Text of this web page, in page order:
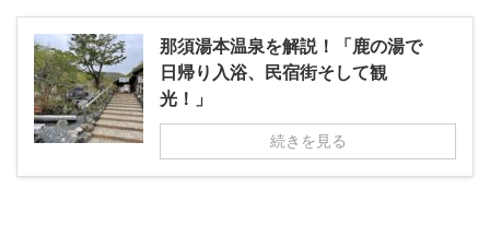
那須湯本温泉を解説！「鹿の湯で
日帰り入浴、民宿街そして観
光！」
続きを見る